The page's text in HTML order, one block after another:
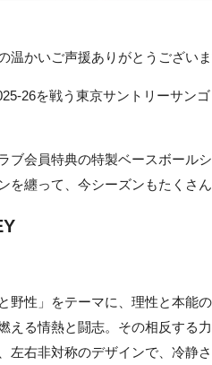
かいご声援ありがとうございま
26を戦う東京サントリーサン
ブ会員特典の特製ベースボール
を纏って、今シーズンもたくさ
野性」をテーマに、理性と本能
える情熱と闘志。その相反する
左右非対称のデザインで、冷静